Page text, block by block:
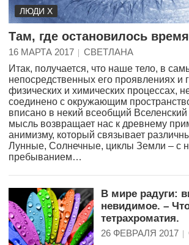
ЛЮДИ Х
Там, где остановилось
16 МАРТА 2017
СВЕТЛАНА
Итак, получается, что наше тело, в
непосредственных его проявлениях и
физических и химических процессах,
соединено с окружающим
вписано в некий всеобщий Вселенский
мысль возвращает нас к древнему
анимизму, который связывает
Лунные, Солнечные, циклы Земли – с
пребыванием…
В мире радуги:
невидимое. –
тетрахроматия.
26 ФЕВРАЛЯ 2017